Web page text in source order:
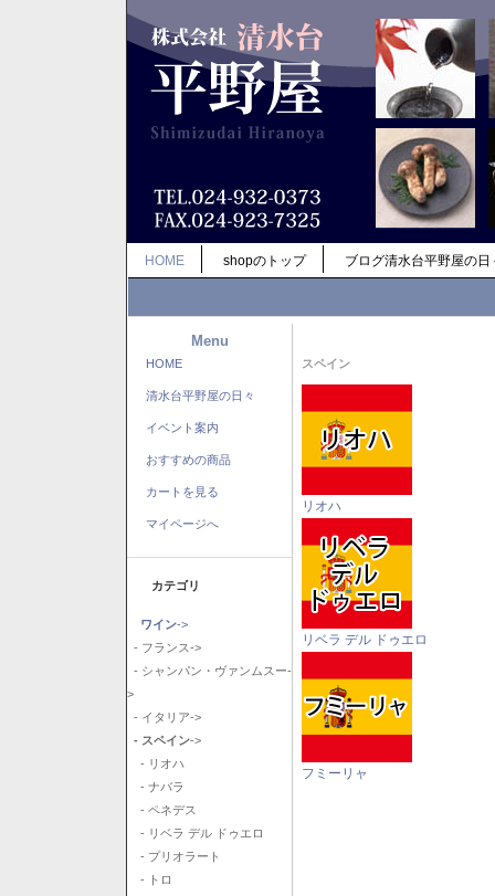
HOME shopのトップ ブログ清水台平野屋の日
Menu
HOME
清水台平野屋の日々
イベント案内
おすすめの商品
カートを見る
マイページへ
カテゴリ
ワイン->
- フランス->
- シャンパン・ヴァンムスー-
>
- イタリア->
- スペイン->
- リオハ
- ナバラ
- ペネデス
- リベラ デル ドゥエロ
- プリオラート
- トロ
スペイン
リオハ
リベラ デル ドゥエロ
フミーリャ